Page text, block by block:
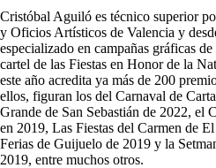
Cristóbal Aguiló es técnico superior
y Oficios Artísticos de Valencia y
especializado en campañas gráficas
cartel de las Fiestas en Honor de la
este año acredita ya más de 200
ellos, figuran los del Carnaval de
Grande de San Sebastián de 2022, el
en 2019, Las Fiestas del Carmen de
Ferias de Guijuelo de 2019 y la
2019, entre muchos otros.